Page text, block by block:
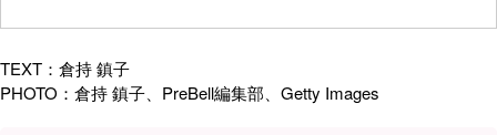
TEXT：倉持 鎮子
PHOTO：倉持 鎮子、PreBell編集部、Getty Images